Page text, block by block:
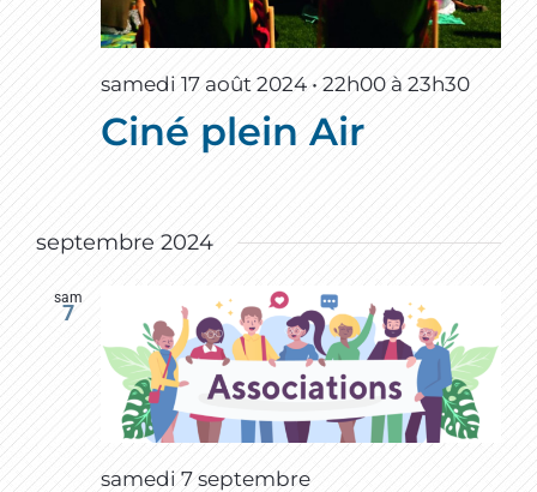
samedi 17 août 2024 • 22h00 à23h30
Ciné plein Air
septembre 2024
sam
7
samedi 7 septembre